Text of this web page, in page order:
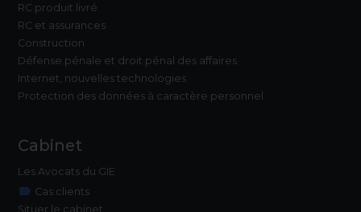
RC produit livré
RC et assurances
Construction
Défense pénale et droit pénal des affaires
Internet, nouvelles technologies
Protection des données à caractère personnel
Cabinet
Les Avocats du GIE
label Cas clients
Situer le cabinet